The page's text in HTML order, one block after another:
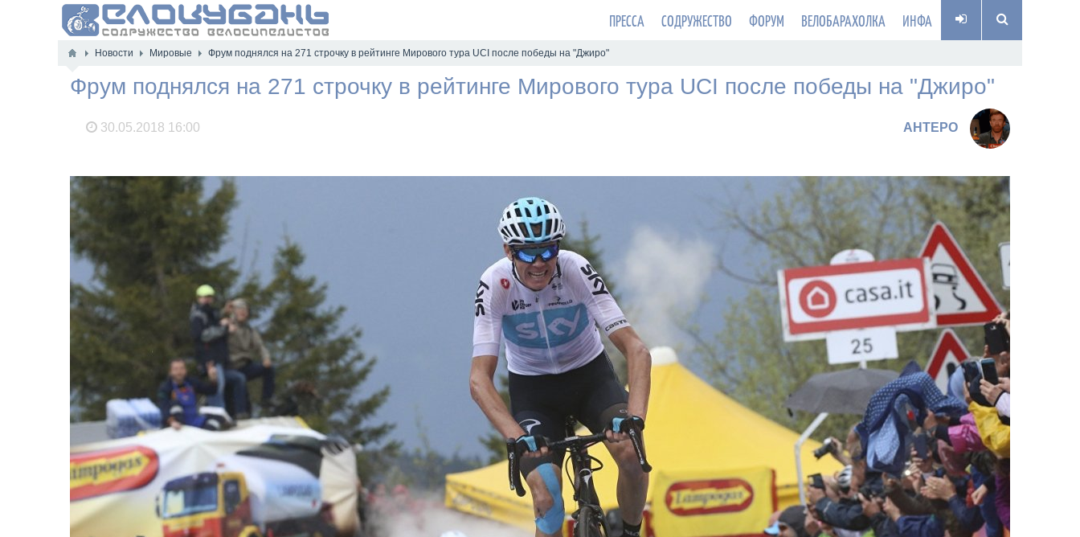
ПРЕССА СОДРУЖЕСТВО ФОРУМ ВЕЛОБАРАХОЛКА ИНФА
Новости Мировые Фрум поднялся на 271 строчку в рейтинге Мирового тура UCI после победы на "Джиро"
Фрум поднялся на 271 строчку в рейтинге Мирового тура UCI после победы на "Джиро"
30.05.2018 16:00 AHTEPO